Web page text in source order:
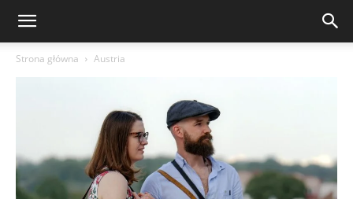
Strona główna Austria